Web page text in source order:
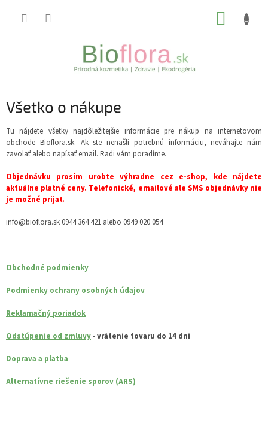
Všetko o nákupe
Tu nájdete všetky najdôležitejšie informácie pre nákup na internetovom
obchode Bioflora.sk. Ak ste nenašli potrebnú informáciu, neváhajte nám
zavolať alebo napísať email. Radi vám poradíme.
Objednávku prosím urobte výhradne cez e-shop, kde nájdete
aktuálne platné ceny. Telefonické, emailové ale SMS objednávky nie
je možné prijať.
info@bioflora.sk 0944 364 421 alebo 0949 020 054
Obchodné podmienky
Podmienky ochrany osobných údajov
Reklamačný poriadok
Odstúpenie od zmluvy-vrátenie tovaru do 14 dni
Doprava a platba
Alternatívne riešenie sporov (ARS)